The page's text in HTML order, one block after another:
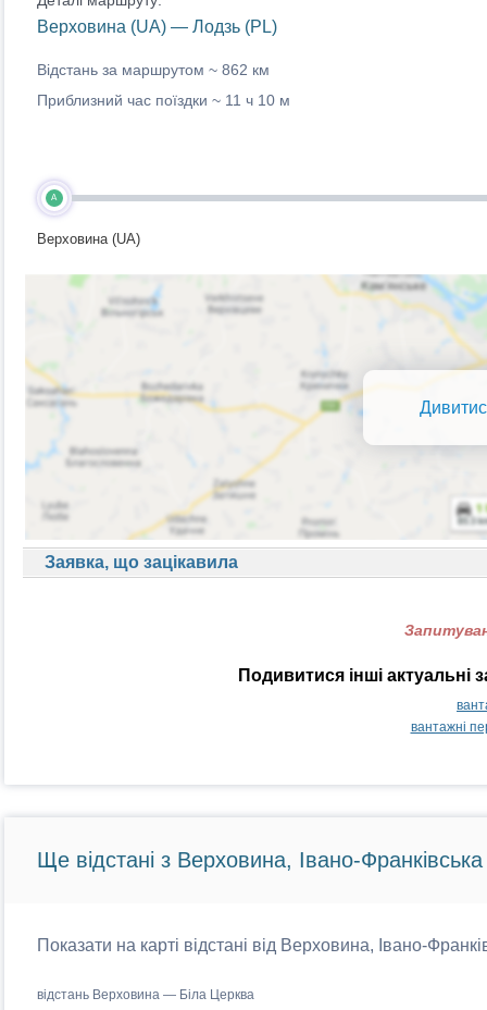
Верховина (UA) — Лодзь (PL)
Відстань за маршрутом ~ 862 км
Приблизний час поїздки ~ 11 ч 10 м
A
Верховина (UA)
Заявка, що зацікавила
Подивитися інші
вантажні
Ще відстані з Верховина, Івано-
Показати на карті відстані від Верховина, Івано-
відстань Верховина — Біла Церква